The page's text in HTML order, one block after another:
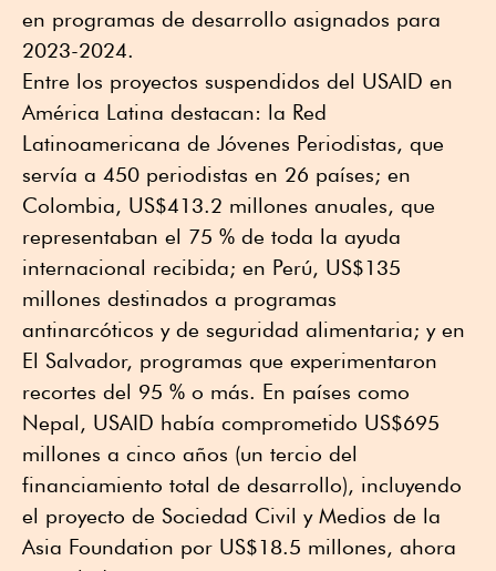
en programas de desarrollo asignados para
2023-2024.
Entre los proyectos suspendidos del USAID en
América Latina destacan: la Red
Latinoamericana de Jóvenes Periodistas, que
servía a 450 periodistas en 26 países; en
Colombia, US$413.2 millones anuales, que
representaban el 75 % de toda la ayuda
internacional recibida; en Perú, US$135
millones destinados a programas
antinarcóticos y de seguridad alimentaria; y en
El Salvador, programas que experimentaron
recortes del 95 % o más. En países como
Nepal, USAID había comprometido US$695
millones a cinco años (un tercio del
financiamiento total de desarrollo), incluyendo
el proyecto de Sociedad Civil y Medios de la
Asia Foundation por US$18.5 millones, ahora